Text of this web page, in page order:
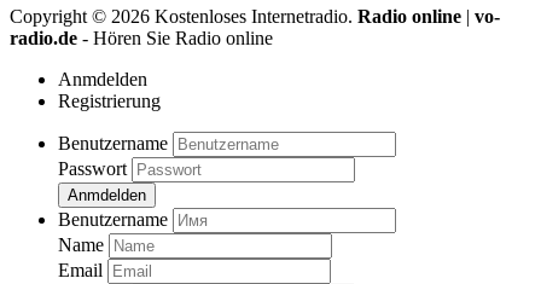
Copyright © 2026 Kostenloses Internetradio. Radio online | vo-
radio.de - Hören Sie Radio online
Anmdelden
Registrierung
Benutzername
Passwort
Anmdelden
Benutzername
Name
Email